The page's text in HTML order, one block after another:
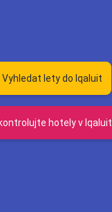
Vyhledat lety do Iqaluit
hotely v Iqaluit